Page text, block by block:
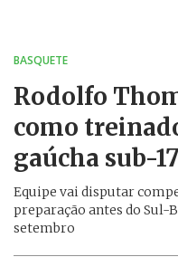
BASQUETE
Rodolfo
como
gaúcha sub-
Equipe vai disputar
preparação antes do Sul-
setembro